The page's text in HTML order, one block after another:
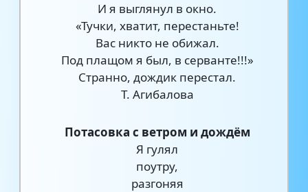
И я выглянул в окно.
«Тучки, хватит, перестаньте!
Вас никто не обижал.
Под плащом я был, в серванте!!!»
Странно, дождик перестал.
Т. Агибалова
Потасовка с ветром и дождём
Я гулял
поутру,
разгоняя